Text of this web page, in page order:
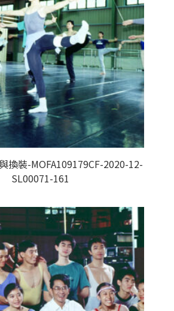
換裝-MOFA109179CF-2020-12-
SL00071-161